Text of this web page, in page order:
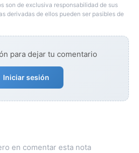
son de exclusiva responsabilidad de sus
derivadas de ellos pueden ser pasibles de
para dejar tu comentario
Iniciar sesión
en comentar esta nota